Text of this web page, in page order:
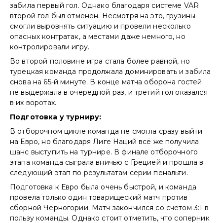
забила первый гол. Однако благодаря системе VAR
второй гол был отменен. Несмотря на это, грузины
смогли выровнять ситуацию и провели несколько
опасных контратак, а местами даже немного, но
контролировали игру.
Во второй половине игра стала более равной, но
турецкая команда продолжала доминировать и забила
снова на 65-й минуте. В конце матча оборона гостей
не выдержала в очередной раз, и третий гол оказался
в их воротах.
Подготовка у турниру:
В отборочном цикле команда не смогла сразу выйти
на Евро, но благодаря Лиге Наций всё же получила
шанс выступить на турнире. В финале отборочного
этапа команда сыграла вничью с Грецией и прошла в
следующий этап по результатам серии пенальти.
Подготовка к Евро была очень быстрой, и команда
провела только один товарищеский матч против
сборной Черногории. Матч закончился со счётом 3:1 в
пользу команды. Однако стоит отметить, что соперник